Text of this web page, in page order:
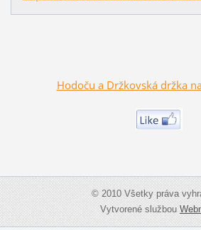
Hodoču a Držkovská držka
© 2010 Všetky práva
Vytvorené službou